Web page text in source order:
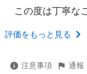
この度は丁寧な
評価をもっと見る
注意事項 通報